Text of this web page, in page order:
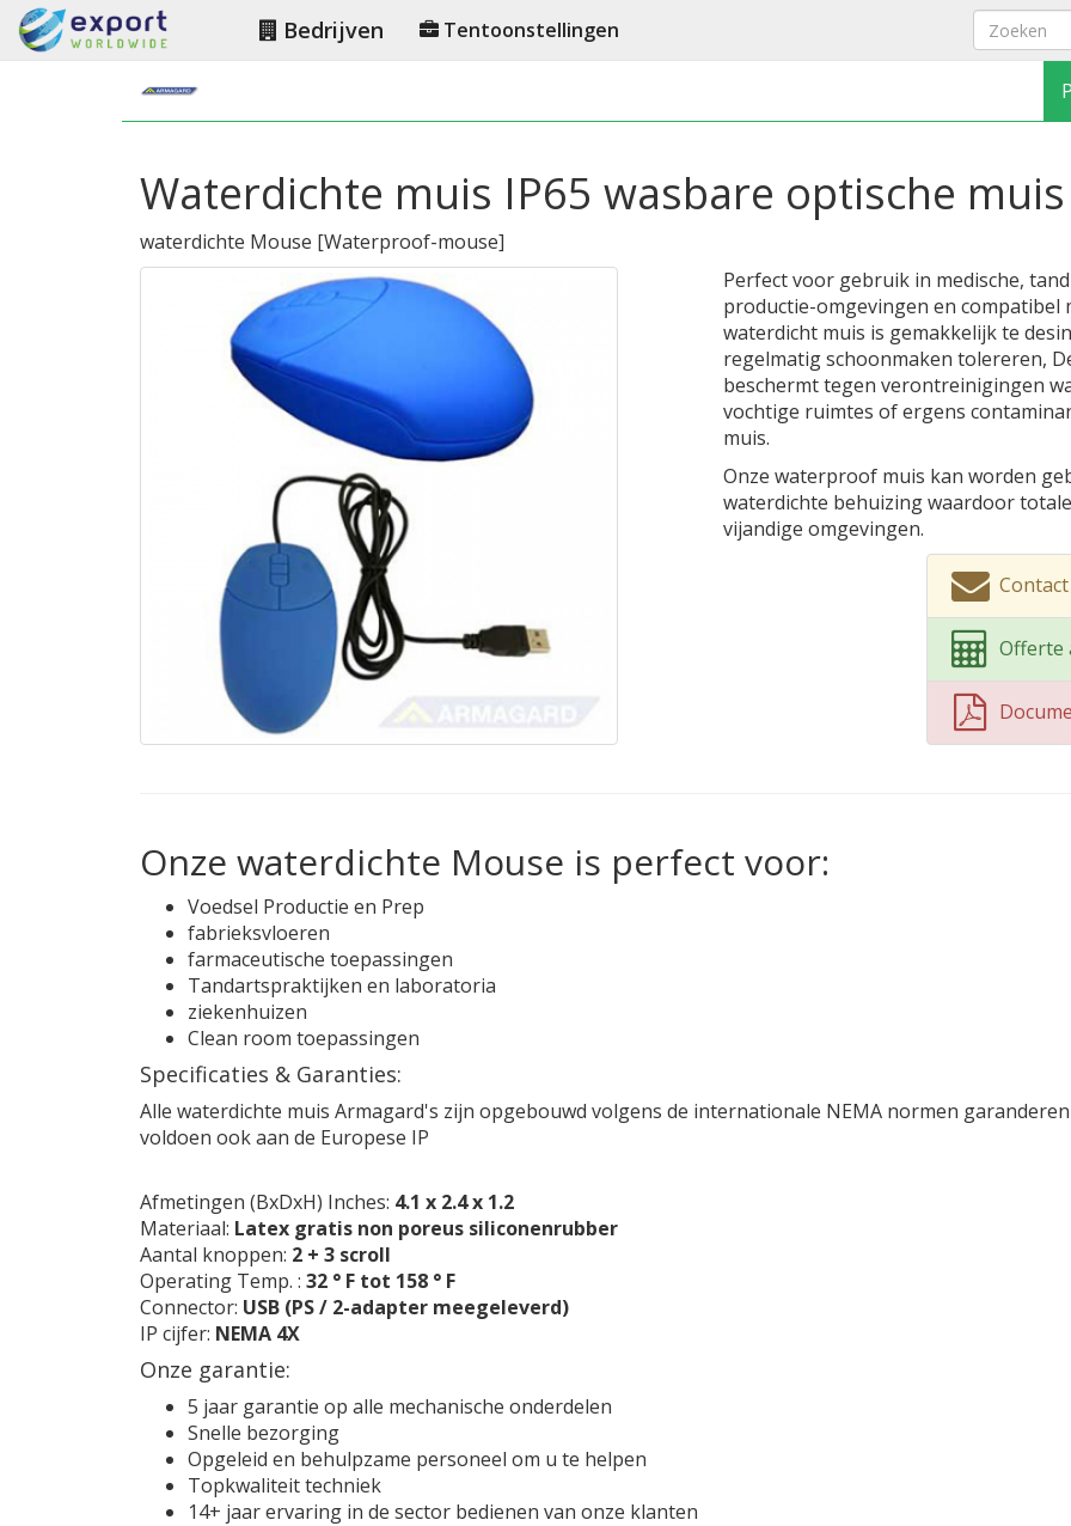
Bedrijven Tentoonstellingen
Waterdichte muis IP65 wasbare optische muis
waterdichte Mouse [Waterproof-mouse]
Perfect voor gebruik in medische,
productie-omgevingen en compatibel
waterdicht muis is gemakkelijk te
regelmatig schoonmaken tolereren,
beschermt tegen verontreinigingen
vochtige ruimtes of ergens
muis.
Onze waterproof muis kan worden
waterdichte behuizing waardoor
vijandige omgevingen.
Offerte
Onze waterdichte Mouse is perfect voor:
Voedsel Productie en Prep
fabrieksvloeren
farmaceutische toepassingen
Tandartspraktijken en laboratoria
ziekenhuizen
Clean room toepassingen
Specificaties & Garanties:
Alle waterdichte muis Armagard's zijn opgebouwd volgens de internationale NEMA normen
voldoen ook aan de Europese IP
Afmetingen (BxDxH) Inches: 4.1 x 2.4 x 1.2
Materiaal: Latex gratis non poreus siliconenrubber
Aantal knoppen: 2 + 3 scroll
Operating Temp. : 32 ° F tot 158 ° F
Connector: USB (PS / 2-adapter meegeleverd)
IP cijfer: NEMA 4X
Onze garantie:
5 jaar garantie op alle mechanische onderdelen
Snelle bezorging
Opgeleid en behulpzame personeel om u te helpen
Topkwaliteit techniek
14+ jaar ervaring in de sector bedienen van onze klanten